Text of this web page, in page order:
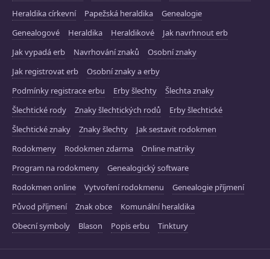
Heraldika církevní
Papežská heraldika
Genealogie
Genealogové
Heraldika Heraldikové
Jak navrhnout erb
Jak vypadá erb
Navrhování znaků
Osobní znaky
Jak registrovat erb
Osobní znaky a erby
Podmínky registrace erbu
Erby šlechty
Šlechta znaky
Šlechtické rody
Znaky šlechtických rodů
Erby šlechtické
Šlechtické znaky
Znaky šlechty
Jak sestavit rodokmen
Rodokmeny
Rodokmen zdarma
Online matriky
Program na rodokmeny
Genealogický software
Rodokmen online
Vytvoření rodokmenu
Genealogie příjmení
Původ příjmení
Znak obce
Komunální heraldika
Obecní symboly
Blason Popis erbu Tinktury